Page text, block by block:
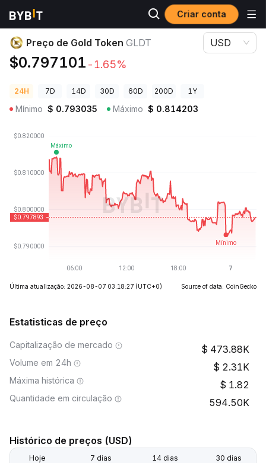
Criar conta
Preços de Criptomoedas Preço de Gold Token GLDT
Preço de Gold Token GLDT
$0.797101 -1.65%
USD
24H 7D 14D 30D 60D 200D 1Y
Mínimo $ 0.793035 Máximo $ 0.814203
Última atualização: 2026-08-07 03:18:27 (UTC+0) Source of data: CoinGecko
Estatisticas de preço
Capitalização de mercado 473.88K
Volume em 24h 2.31K
Máxima histórica 1.82
Quantidade em circulação 594.50K
Histórico de preços (USD)
Hoje 7 dias 14 dias 30 dias